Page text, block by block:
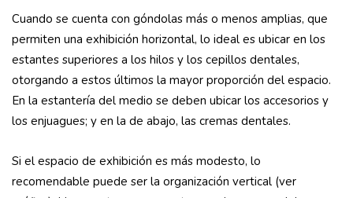
Cuando se cuenta con góndolas más o menos amplias, que
permiten una exhibición horizontal, lo ideal es ubicar en los
estantes superiores a los hilos y los cepillos dentales,
otorgando a estos últimos la mayor proporción del espacio.
En la estantería del medio se deben ubicar los accesorios y
los enjuagues; y en la de abajo, las cremas dentales.
Si el espacio de exhibición es más modesto, lo
recomendable puede ser la organización vertical (ver